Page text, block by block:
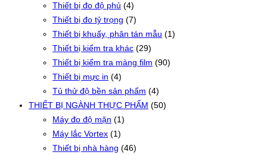
Thiết bị đo độ phủ (4)
Thiết bị đo tỷ trọng (7)
Thiết bị khuấy, phân tán mẫu (1)
Thiết bị kiểm tra khác (29)
Thiết bị kiểm tra màng film (90)
Thiết bị mực in (4)
Tủ thử độ bền sản phẩm (4)
THIẾT BỊ NGÀNH THỰC PHẨM (50)
Máy đo độ mặn (1)
Máy lắc Vortex (1)
Thiết bị nhà hàng (46)